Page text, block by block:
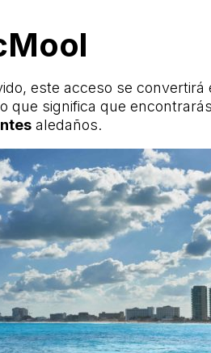
este acceso se
que significa que
aledaños.